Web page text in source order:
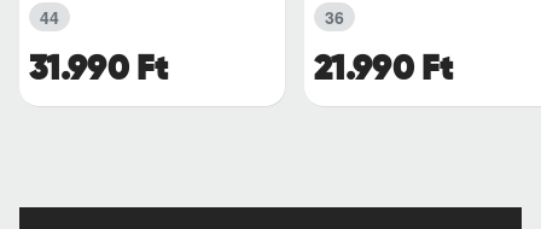
31.990 Ft
44
21.990 Ft
36